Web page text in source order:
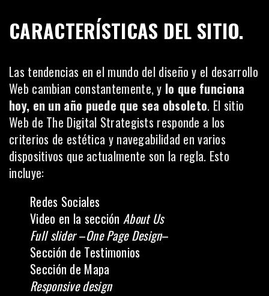
CARACTERÍSTICAS DEL SITIO.
Las tendencias en el mundo del diseño y el desarrollo
Web cambian constantemente, y lo que funciona
hoy, en un año puede que sea obsoleto. El sitio
Web de The Digital Strategists responde a los
criterios de estética y navegabilidad en varios
dispositivos que actualmente son la regla. Esto
incluye:
Redes Sociales
Video en la sección About Us
Full slider–One Page Design–
Sección de Testimonios
Sección de Mapa
Responsive design